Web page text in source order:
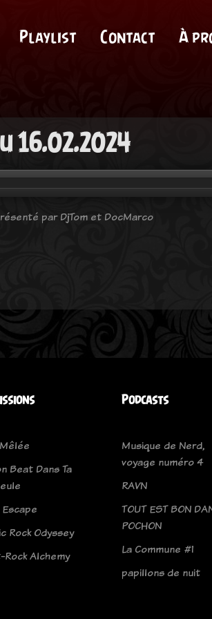
Playlist Contact À
16.02.2024
par DjTom et DocMarco
Beat Dans Ta
Escape
Rock Odyssey
Alchemy
Podcasts
Musique de Nerd,
voyage numéro 4
RAVN
TOUT EST BON
POCHON
La Commune #1
papillons de nuit